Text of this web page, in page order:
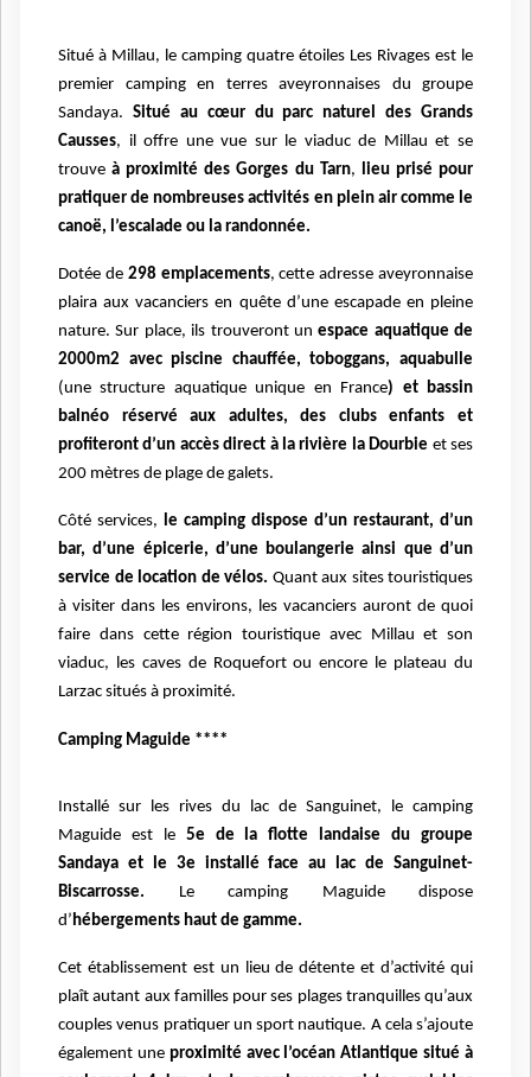
Situé à Millau, le camping quatre étoiles Les Rivages est le
premier camping en terres aveyronnaises du groupe
Sandaya. Situé au cœur du parc naturel des Grands
Causses, il offre une vue sur le viaduc de Millau et se
trouve à proximité des Gorges du Tarn, lieu prisé pour
pratiquer de nombreuses activités en plein air comme le
canoë, l’escalade ou la randonnée.
Dotée de 298 emplacements, cette adresse aveyronnaise
plaira aux vacanciers en quête d’une escapade en pleine
nature. Sur place, ils trouveront un espace aquatique de
2000m2 avec piscine chauffée, toboggans, aquabulle
(une structure aquatique unique en France) et bassin
balnéo réservé aux adultes, des clubs enfants et
profiteront d’un accès direct à la rivière la Dourbie et ses
200 mètres de plage de galets.
Côté services, le camping dispose d’un restaurant, d’un
bar, d’une épicerie, d’une boulangerie ainsi que d’un
service de location de vélos. Quant aux sites touristiques
à visiter dans les environs, les vacanciers auront de quoi
faire dans cette région touristique avec Millau et son
viaduc, les caves de Roquefort ou encore le plateau du
Larzac situés à proximité.
Camping Maguide ****
Installé sur les rives du lac de Sanguinet, le camping
Maguide est le5e de la flotte landaise du groupe
Sandaya et le 3e installé face au lac de Sanguinet-
Biscarrosse.
Le camping Maguide dispose
d’ hébergements haut de gamme.
Cet établissement est un lieu de détente et d’activité qui
plaît autant aux familles pour ses plages tranquilles qu’aux
couples venus pratiquer un sport nautique. A cela s’ajoute
également uneproximité avec l’océan Atlantique situé à